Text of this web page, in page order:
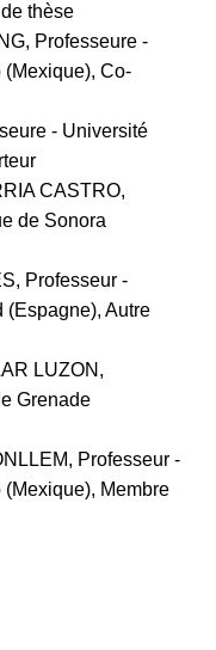
thèse
Professeure -
Co-
- Université
CASTRO,
de Sonora
Professeur -
(Espagne), Autre
LUZON,
Grenade
Professeur -
Membre